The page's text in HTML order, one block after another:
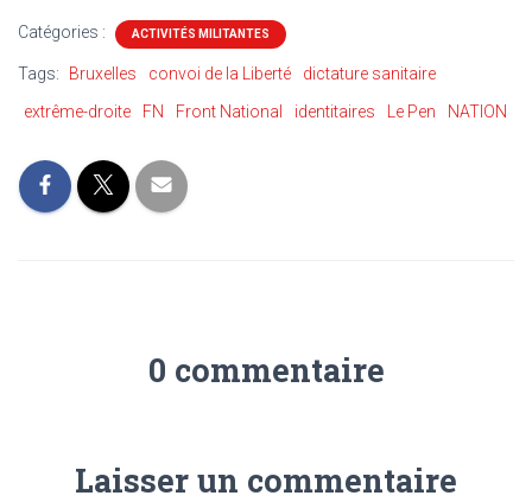
Catégories : ACTIVITÉS MILITANTES
Tags: Bruxelles convoi de la Liberté
dictature sanitaire
extrême-droite
FN Front National identitaires Le Pen NATION
0 commentaire
Laisser un commentaire